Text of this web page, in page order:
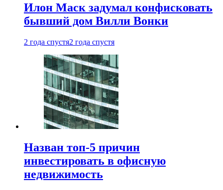
Илон Маск задумал конфисковать
бывший дом Вилли Вонки
2 года спустя2 года спустя
Назван топ-5 причин
инвестировать в офисную
недвижимость